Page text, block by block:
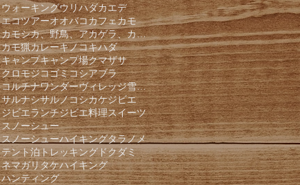
ウォーキングウリハダカエデ
エコツアーオオバコカフェカモ
カモシカ、野鳥、アカゲラ、カケス、クモロジ、野生動物、かんじき、
カモ猟カレーキノコキハダ
キャンプキャンプ場クマザサ
クロモジコゴミコシアブラ
コルチナワンダーヴィレッジ雪遊びパーク
サルナシサルノコシカケジビエ
ジビエランチジビエ料理スイーツ
スノーシュー
スノーシューハイキングタラノメ
テント泊トレッキングドクダミ
ネマガリタケハイキング
ハンティング